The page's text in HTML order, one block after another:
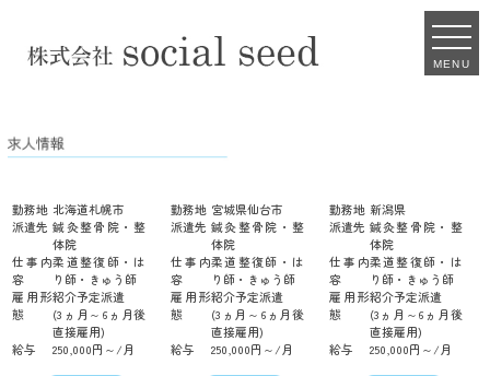
MENU
勤務地 北海道札幌市
派遣先 鍼灸整骨院・整
体院
仕事内
容
柔道整復師・は
り師・きゅう師
雇用形
態
紹介予定派遣
(3ヵ月～6ヵ月後
直接雇用)
給与
250,000円～/月
勤務地 宮城県仙台市
派遣先 鍼灸整骨院・整
体院
仕事内
容
柔道整復師・は
り師・きゅう師
雇用形
態
紹介予定派遣
(3ヵ月～6ヵ月後
直接雇用)
給与
250,000円～/月
勤務地 新潟県
派遣先 鍼灸整骨院・整
体院
仕事内
容
柔道整復師・は
り師・きゅう師
雇用形
態
紹介予定派遣
(3ヵ月～6ヵ月後
直接雇用)
給与
250,000円～/月